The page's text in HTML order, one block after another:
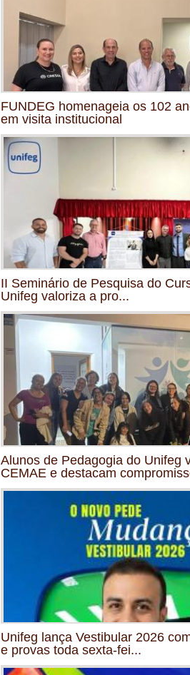
FUNDEG homenageia os 102
em visita institucional
II Seminário de Pesquisa do
Unifeg valoriza a pro...
Alunos de Pedagogia do Unifeg
CEMAE e destacam
Unifeg lança Vestibular 2026
e provas toda sexta-fei...